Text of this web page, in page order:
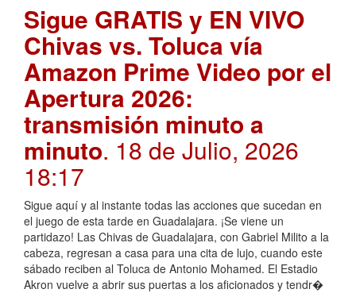
Sigue GRATIS y EN VIVO
Chivas vs. Toluca vía
Amazon Prime Video por el
Apertura 2026:
transmisión minuto a
minuto. 18 de Julio, 2026
18:17
Sigue aquí y al instante todas las acciones que sucedan en
el juego de esta tarde en Guadalajara. ¡Se viene un
partidazo! Las Chivas de Guadalajara, con Gabriel Milito a la
cabeza, regresan a casa para una cita de lujo, cuando este
sábado reciben al Toluca de Antonio Mohamed. El Estadio
Akron vuelve a abrir sus puertas a los aficionados y tendr�